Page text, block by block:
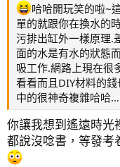
哈哈開玩笑的啦~
單的就跟你在換水的
污排出缸外一樣原理.
面的水是有水的狀態
吸工作.網路上現在很
看看而且DIY材料的
中的很神奇複雜哈哈…
你讓我想到遙遠時光
都說沒唸書，等發考